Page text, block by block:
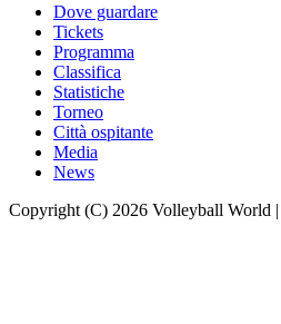
Dove guardare
Tickets
Programma
Classifica
Statistiche
Torneo
Città ospitante
Media
News
Copyright (C) 2026 Volleyball World